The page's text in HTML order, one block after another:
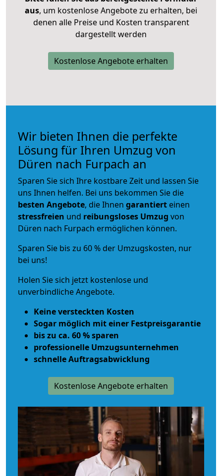
aus, um kostenlose Angebote zu erhalten, bei
denen alle Preise und Kosten transparent
dargestellt werden
Kostenlose Angebote erhalten
Wir bieten Ihnen die perfekte
Lösung für Ihren Umzug von
Düren nach Furpach an
Sparen Sie sich Ihre kostbare Zeit und lassen Sie
uns Ihnen helfen. Bei uns bekommen Sie die
besten Angebote, die Ihnen garantiert einen
stressfreien und reibungsloses Umzug von
Düren nach Furpach ermöglichen können.
Sparen Sie bis zu 60 % der Umzugskosten, nur
bei uns!
Holen Sie sich jetzt kostenlose und
unverbindliche Angebote.
Keine versteckten Kosten
Sogar möglich mit einer Festpreisgarantie
bis zu ca. 60 % sparen
professionelle Umzugsunternehmen
schnelle Auftragsabwicklung
Kostenlose Angebote erhalten